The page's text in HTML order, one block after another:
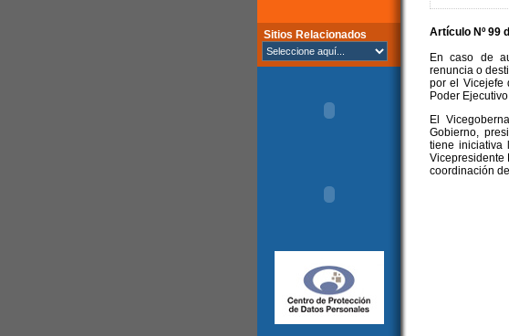
Sitios Relacionados Artículo Nº 99
En caso de
renuncia o
por el Vicejefe
Poder
El
Gobierno,
tiene iniciativa
Vicepresidente
coordinación